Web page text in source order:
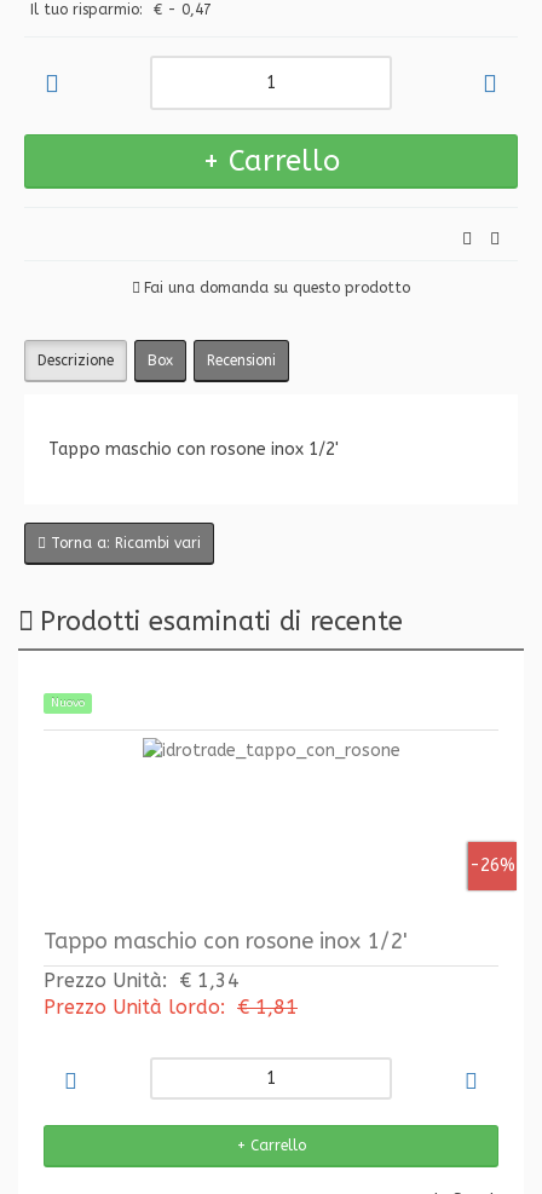
Il tuo risparmio: € - 0,47
Fai una domanda su questo prodotto
Descrizione Box Recensioni
Tappo maschio con rosone inox 1/2'
Torna a: Ricambi vari
Prodotti esaminati di recente
Nuovo
-26%
Tappo maschio con rosone inox 1/2'
Prezzo Unità:
€ 1,34
Prezzo Unità lordo: € 1,81